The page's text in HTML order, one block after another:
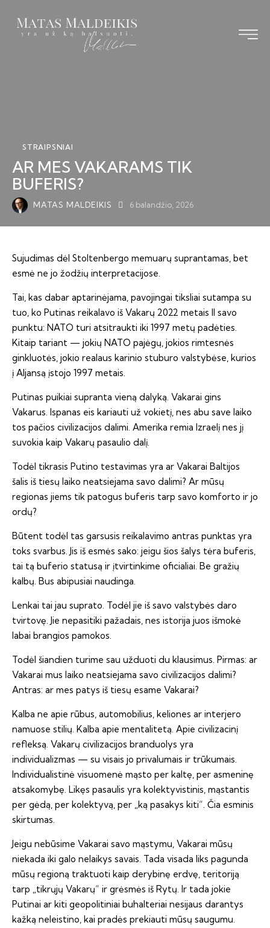
STRAIPSNIAI
AR MES VAKARAMS TIK
BUFERIS?
MATAS MALDEIKIS 6 balandžio, 2026
Sujudimas dėl Stoltenbergo memuarų suprantamas, bet
esmė ne jo žodžių interpretacijose.
Tai, kas dabar aptarinėjama, pavojingai tiksliai sutampa su
tuo, ko Putinas reikalavo iš Vakarų 2022 metais II savo
punktu: NATO turi atsitraukti iki 1997 metų padėties.
Kitaip tariant — jokių NATO pajėgų, jokios rimtesnės
ginkluotės, jokio realaus karinio stuburo valstybėse, kurios
į Aljansą įstojo 1997 metais.
Putinas puikiai supranta vieną dalyką. Vakarai gins
Vakarus. Ispanas eis kariauti už vokietį, nes abu save laiko
tos pačios civilizacijos dalimi. Amerika remia Izraelį nes jį
suvokia kaip Vakarų pasaulio dalį.
Todėl tikrasis Putino testavimas yra ar Vakarai Baltijos
šalis iš tiesų laiko neatsiejama savo dalimi? Ar mūsų
regionas jiems tik patogus buferis tarp savo komforto ir jo
ordų?
Būtent todėl tas garsusis reikalavimo antras punktas yra
toks svarbus. Jis iš esmės sako: jeigu šios šalys tėra buferis,
tai tą buferio statusą ir įtvirtinkime oficialiai. Be gražių
kalbų. Bus abipusiai naudinga.
Lenkai tai jau suprato. Todėl jie iš savo valstybės daro
tvirtovę. Jie nepasitiki pažadais, nes istorija juos išmokė
labai brangios pamokos.
Todėl šiandien turime sau užduoti du klausimus. Pirmas: ar
Vakarai mus laiko neatsiejama savo civilizacijos dalimi?
Antras: ar mes patys iš tiesų esame Vakarai?
Kalba ne apie rūbus, automobilius, keliones ar interjero
namuose stilių. Kalba apie mentalitetą. Apie civilizacinį
refleksą. Vakarų civilizacijos branduolys yra
individualizmas — su visais jo privalumais ir trūkumais.
Individualistinė visuomenė mąsto per kaltę, per asmeninę
atsakomybę. Likęs pasaulis yra kolektyvistinis, mąstantis
per gėdą, per kolektyvą, per „ką pasakys kiti“. Čia esminis
skirtumas.
Jeigu nebūsime Vakarai savo mąstymu, Vakarai mūsų
niekada iki galo nelaikys savais. Tada visada liks pagunda
mūsų regioną traktuoti kaip derybinę erdvę, teritoriją
tarp „tikrųjų Vakarų“ ir grėsmės iš Rytų. Ir tada jokie
Putinai ar kiti geopolitiniai buhalteriai nesijaus darantys
kažką neleistino, kai pradės prekiauti mūsų saugumu.
Bendraukime